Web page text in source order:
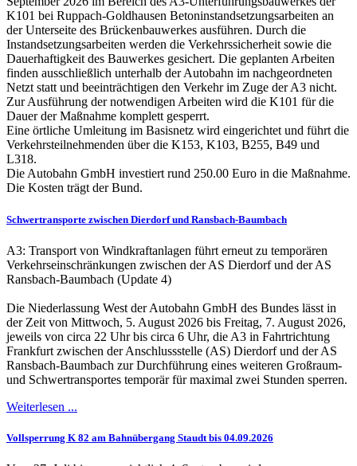
K101 bei Ruppach-Goldhausen Betoninstandsetzungsarbeiten an
der Unterseite des Brückenbauwerkes ausführen. Durch die
Instandsetzungsarbeiten werden die Verkehrssicherheit sowie die
Dauerhaftigkeit des Bauwerkes gesichert. Die geplanten Arbeiten
finden ausschließlich unterhalb der Autobahn im nachgeordneten
Netzt statt und beeinträchtigen den Verkehr im Zuge der A3 nicht.
Zur Ausführung der notwendigen Arbeiten wird die K101 für die
Dauer der Maßnahme komplett gesperrt.
Eine örtliche Umleitung im Basisnetz wird eingerichtet und führt die
Verkehrsteilnehmenden über die K153, K103, B255, B49 und
L318.
Die Autobahn GmbH investiert rund 250.00 Euro in die Maßnahme.
Die Kosten trägt der Bund.
Schwertransporte zwischen Dierdorf und Ransbach-Baumbach
A3: Transport von Windkraftanlagen führt erneut zu temporären
Verkehrseinschränkungen zwischen der AS Dierdorf und der AS
Ransbach-Baumbach (Update 4)
Die Niederlassung West der Autobahn GmbH des Bundes lässt in
der Zeit von Mittwoch, 5. August 2026 bis Freitag, 7. August 2026,
jeweils von circa 22 Uhr bis circa 6 Uhr, die A3 in Fahrtrichtung
Frankfurt zwischen der Anschlussstelle (AS) Dierdorf und der AS
Ransbach-Baumbach zur Durchführung eines weiteren Großraum-
und Schwertransportes temporär für maximal zwei Stunden sperren.
Weiterlesen ...
Vollsperrung K 82 am Bahnübergang Staudt bis 04.09.2026